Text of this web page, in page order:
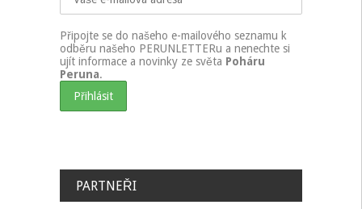
Připojte se do našeho e-mailového seznamu k
odběru našeho PERUNLETTERu a nenechte si
ujít informace a novinky ze světa Poháru
Peruna.
PARTNEŘI